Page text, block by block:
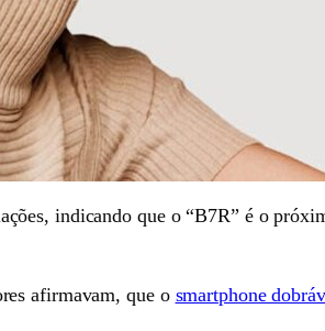
indicando que o “B7R” é o
afirmavam, que o smartphone